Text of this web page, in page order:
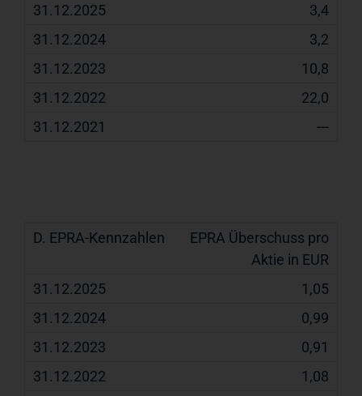
3,4
3,2
10,8
22,0
---
D. EPRA-
31.12.2025 31.12.2024 31.12.2023
EPRA Überschuss pro
Aktie in EUR
1,05
0,99
0,91
1,08